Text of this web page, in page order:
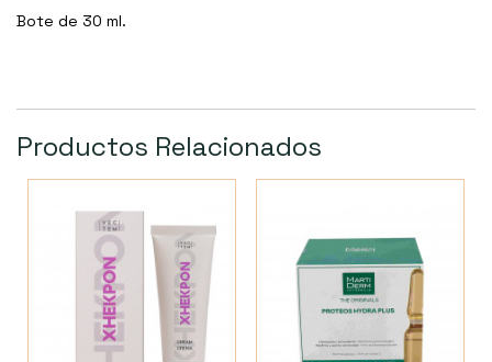
Bote de 30 ml.
Productos Relacionados